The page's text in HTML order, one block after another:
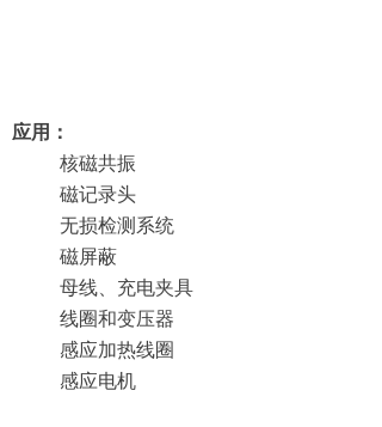
应用：
核磁共振
磁记录头
无损检测系统
磁屏蔽
母线、充电夹具
线圈和变压器
感应加热线圈
感应电机